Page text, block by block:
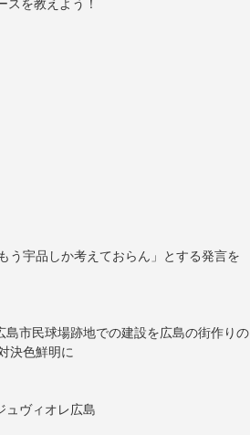
スを教えよう！
う宇品しか考えておらん」とする発言を
島市民球場跡地での建設を広島の街作りの
決色鮮明に
ュヴィオレ広島